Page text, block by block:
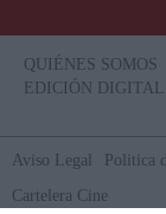
QUIÉNES SOMOS
EDICIÓN DIGITAL
Aviso Legal Politica
Cartelera Cine